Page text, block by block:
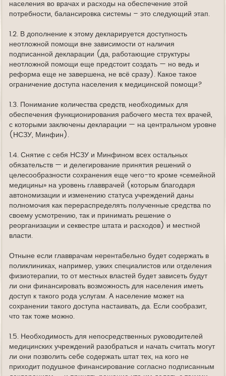
населения во врачах и расходы на обеспечение этой
потребности, балансировка системы – это следующий этап.
1.2. В дополнение к этому декларируется доступность
неотложной помощи вне зависимости от наличия
подписанной декларации (да, работающие структуры
неотложной помощи еще предстоит создать — но ведь и
реформа еще не завершена, не всё сразу). Какое такое
ограничение доступа населения к медицинской помощи?
1.3. Понимание количества средств, необходимых для
обеспечения функционирования рабочего места тех врачей,
с которыми заключены декларации — на центральном уровне
(НСЗУ, Минфин).
1.4. Снятие с себя НСЗУ и Минфином всех остальных
обязательств — и делегирование принятия решений о
целесообразности сохранения еще чего-то кроме «семейной
медицины» на уровень главврачей (которым благодаря
автономизации и изменению статуса учреждений даны
полномочия как перераспределять полученные средства по
своему усмотрению, так и принимать решение о
реорганизации и секвестре штата и расходов) и местной
власти.
Отныне если главврачам нерентабельно будет содержать в
поликлиниках, например, узких специалистов или отделения
физиотерапии, то от местных властей будет зависеть будут
ли они финансировать возможность для населения иметь
доступ к такого рода услугам. А население может на
сохранении такого доступа настаивать, да. Если сообразит,
что так тоже можно.
1.5. Необходимость для непосредственных руководителей
медицинских учреждений разобраться и начать считать могут
ли они позволить себе содержать штат тех, на кого не
приходит подушное финансирование согласно подписанным